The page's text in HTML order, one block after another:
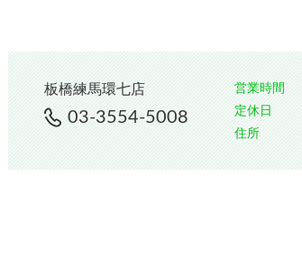
板橋練馬環七店
03-3554-5008
営業時間
定休⽇
住所